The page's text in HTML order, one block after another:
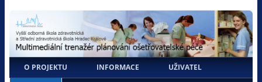
O PROJEKTU INFORMACE UŽIVATEL